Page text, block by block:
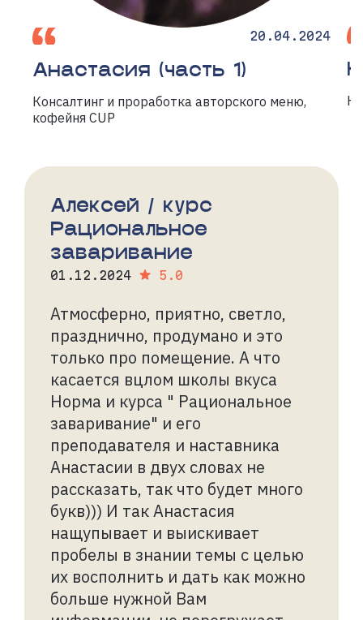
20.04.2024
Анастасия (часть 1)
Консалтинг и проработка авторского меню,
кофейня CUP
Алексей / курс
Рациональное
заваривание
01.12.2024 5.0
Атмосферно, приятно, светло,
празднично, продумано и это
только про помещение. А что
касается вцлом школы вкуса
Норма и курса " Рациональное
заваривание" и его
преподавателя и наставника
Анастасии в двух словах не
рассказать, так что будет много
букв))) И так Анастасия
нащупывает и выискивает
пробелы в знании темы с целью
их восполнить и дать как можно
больше нужной Вам